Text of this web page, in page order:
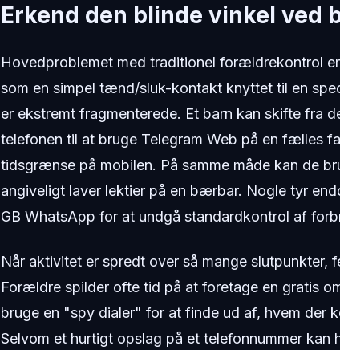
Erkend den blinde vinkel ved
Hovedproblemet med traditionel forældrekontrol
som en simpel tænd/sluk-kontakt knyttet til en
er ekstremt fragmenterede. Et barn kan skifte fra
telefonen til at bruge Telegram Web på en fælles
tidsgrænse på mobilen. På samme måde kan de
angiveligt laver lektier på en bærbar. Nogle tyr
GB WhatsApp for at undgå standardkontrol af
Når aktivitet er spredt over så mange slutpunkter,
Forældre spilder ofte tid på at foretage en gratis
bruge en "spy dialer" for at finde ud af, hvem der
Selvom et hurtigt opslag på et telefonnummer